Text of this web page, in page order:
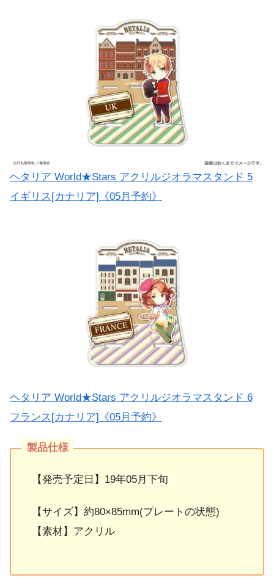
ヘタリア World★Stars アクリルジオラマスタンド 5
イギリス[カナリア]《05月予約》
ヘタリア World★Stars アクリルジオラマスタンド 6
フランス[カナリア]《05月予約》
【発売予定日】19年05月下旬
【サイズ】約80×85mm(プレートの状態)
【素材】アクリル